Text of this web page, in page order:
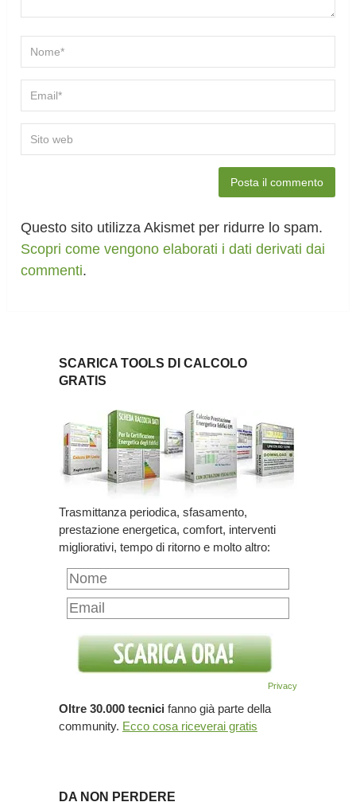
Questo sito utilizza Akismet per ridurre lo spam.
Scopri come vengono elaborati i dati derivati dai
commenti.
SCARICA TOOLS DI CALCOLO
GRATIS
Trasmittanza periodica, sfasamento,
prestazione energetica, comfort, interventi
migliorativi, tempo di ritorno e molto altro:
Privacy
Oltre 30.000 tecnici fanno già parte della
community. Ecco cosa riceverai gratis
DA NON PERDERE